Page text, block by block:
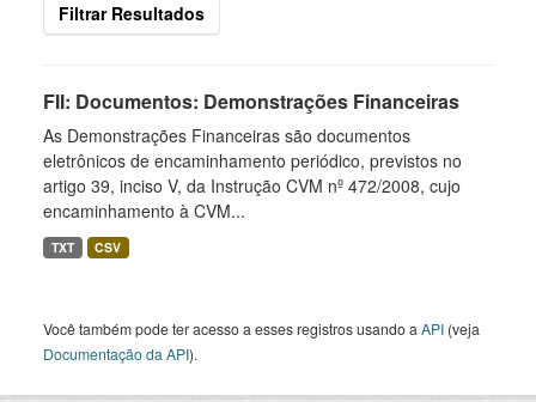
Filtrar Resultados
FII: Documentos: Demonstrações Financeiras
As Demonstrações Financeiras são documentos
eletrônicos de encaminhamento periódico, previstos no
artigo 39, inciso V, da Instrução CVM nº 472/2008, cujo
encaminhamento à CVM...
TXT CSV
Você também pode ter acesso a esses registros usando a API (veja
Documentação da API).